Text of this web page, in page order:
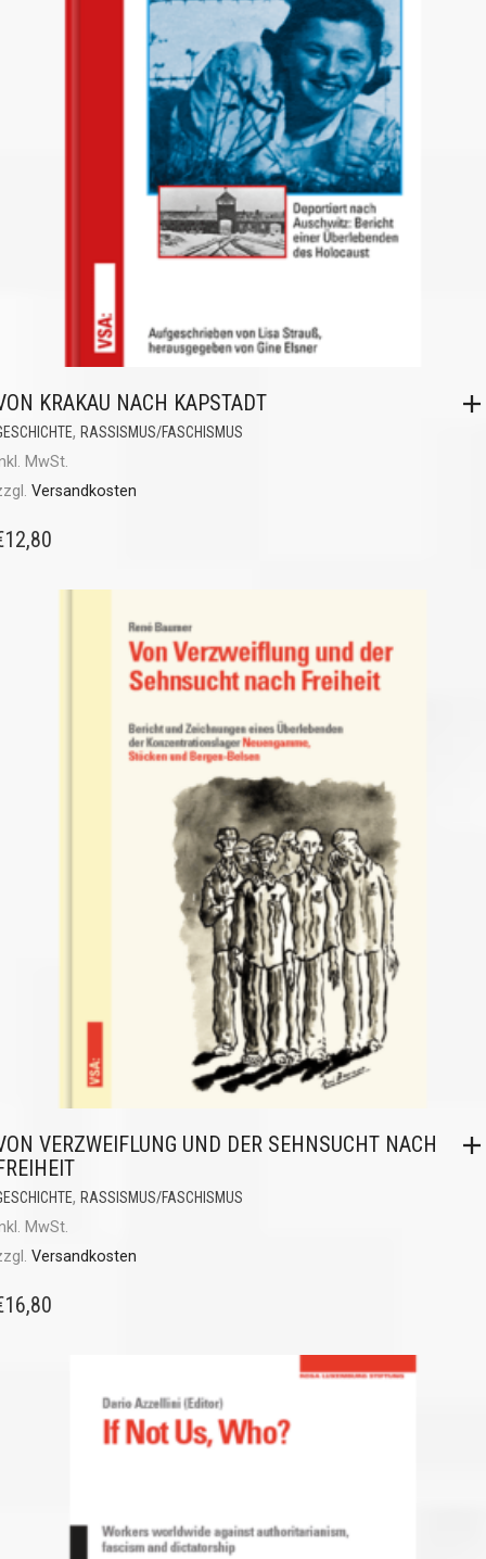
KRAKAU NACH KAPSTADT
, RASSISMUS/FASCHISMUS
MwSt.
Versandkosten
12,80
VERZWEIFLUNG UND DER SEHNSUCHT NACH
, RASSISMUS/FASCHISMUS
MwSt.
Versandkosten
16,80